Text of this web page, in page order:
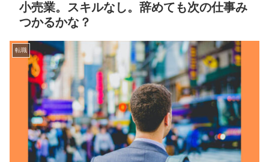
小売業。スキルなし。辞めても次の仕事み
つかるかな？
転職